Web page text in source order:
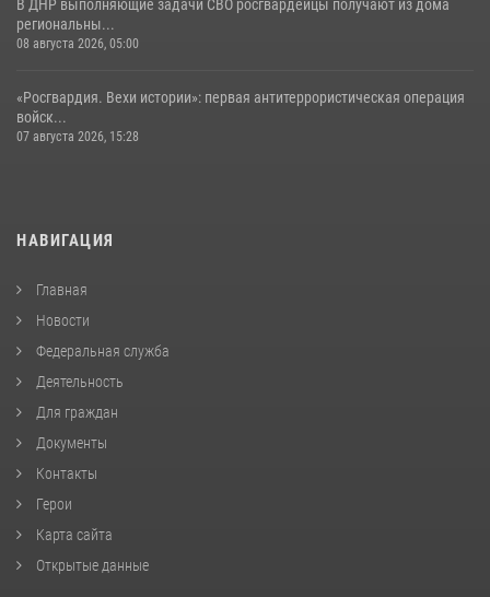
В ДНР выполняющие задачи СВО росгвардейцы получают из дома
региональны...
08 августа 2026, 05:00
«Росгвардия. Вехи истории»: первая антитеррористическая операция
войск...
07 августа 2026, 15:28
НАВИГАЦИЯ
Главная
Новости
Федеральная служба
Деятельность
Для граждан
Документы
Контакты
Герои
Карта сайта
Открытые данные